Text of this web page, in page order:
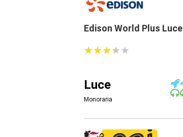
Edison World Plus Luce
★★★★★
★★★★★
Luce
Monoraria